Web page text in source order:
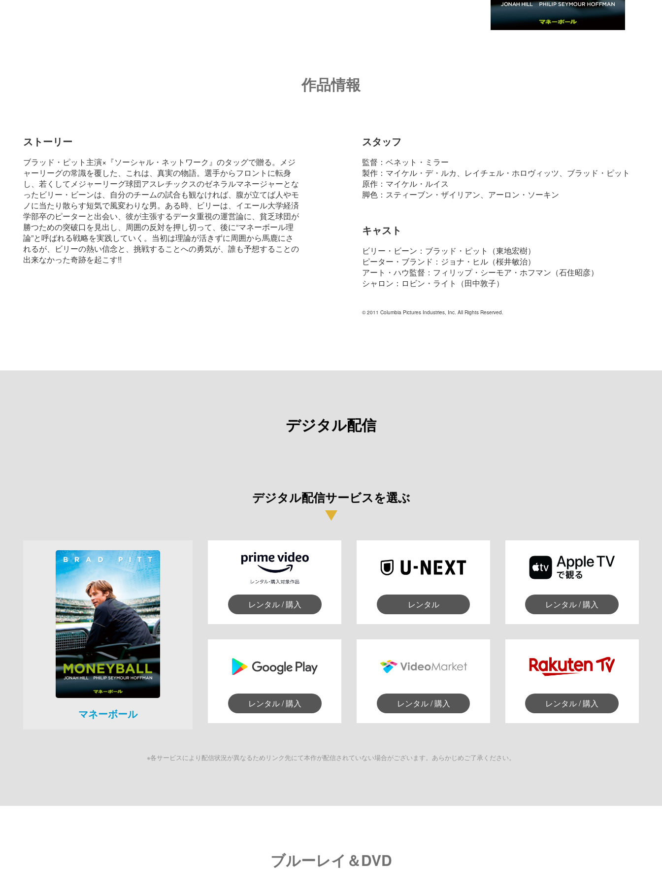
作品情報
ストーリー
ブラッド・ピット主演×『ソーシャル・ネットワーク』のタッグで贈る。メジ
ャーリーグの常識を覆した、これは、真実の物語。選手からフロントに転身
し、若くしてメジャーリーグ球団アスレチックスのゼネラルマネージャーとな
ったビリー・ビーンは、自分のチームの試合も観なければ、腹が立てば人やモ
ノに当たり散らす短気で風変わりな男。ある時、ビリーは、イエール大学経済
学部卒のピーターと出会い、彼が主張するデータ重視の運営論に、貧乏球団が
勝つための突破口を見出し、周囲の反対を押し切って、後に“マネーボール理
論”と呼ばれる戦略を実践していく。当初は理論が活きずに周囲から馬鹿にさ
れるが、ビリーの熱い信念と、挑戦することへの勇気が、誰も予想することの
出来なかった奇跡を起こす!!
スタッフ
監督：ベネット・ミラー
製作：マイケル・デ・ルカ、レイチェル・ホロヴィッツ、ブラッド・ピット
原作：マイケル・ルイス
脚色：スティーブン・ザイリアン、アーロン・ソーキン
キャスト
ビリー・ビーン：ブラッド・ピット（東地宏樹）
ピーター・ブランド：ジョナ・ヒル（桜井敏治）
アート・ハウ監督：フィリップ・シーモア・ホフマン（石住昭彦）
シャロン：ロビン・ライト（田中敦子）
© 2011 Columbia Pictures Industries, Inc. All Rights Reserved.
デジタル配信
デジタル配信サービスを選ぶ
マネーボール
レンタル / 購入 レンタル レンタル / 購入
レンタル / 購入 レンタル / 購入 レンタル / 購入
※各サービスにより配信状況が異なるためリンク先にて本作が配信されていない場合がございます。あらかじめご了承ください。
ブルーレイ＆DVD